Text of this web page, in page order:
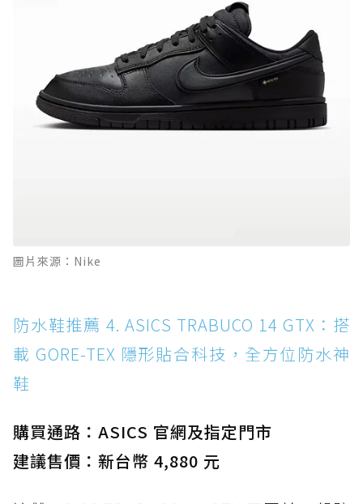
圖片來源：Nike
防水鞋推薦 4. ASICS TRABUCO 14 GTX：搭
載 GORE-TEX 隱形貼合科技，全方位防水神
鞋
購買通路：ASICS 官網及指定門市
建議售價：新台幣 4,880 元